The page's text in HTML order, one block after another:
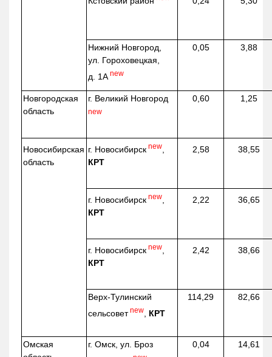
Нижний Новгород,
ул. Гороховецкая,
д. 1А new
0,05 3,88
Новгородская
область
г. Великий Новгород
new
0,60 1,25
Новосибирская
область
г. Новосибирск new
КРТ
2,58 38,55
г. Новосибирск new
КРТ
2,22 36,65
г. Новосибирск new
КРТ
2,42 38,66
Верх-Тулинский
сельсовет new КРТ
114,29 82,66
Омская
г. Омск, ул. Броз
0,04 14,61